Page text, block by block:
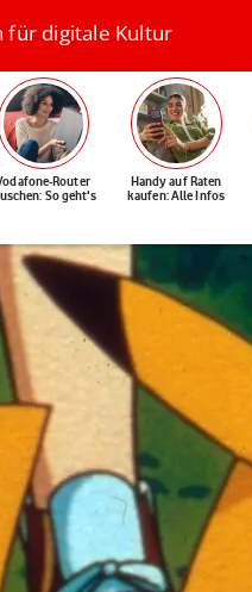
für digitale Kultur
Router
So geht's
Handy auf Raten
kaufen: Alle Infos